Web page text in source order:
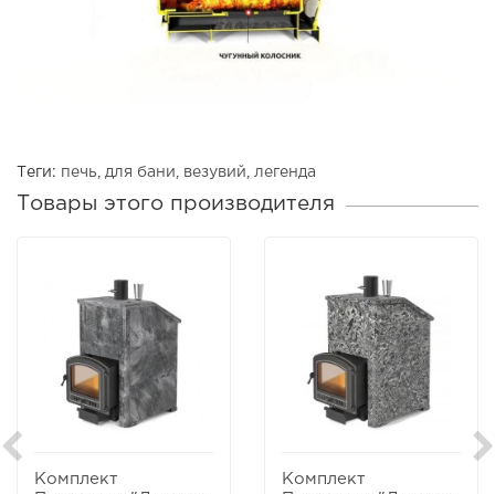
Теги: печь для бани везувий легенда
Товары этого производителя
Комплект
Комплект